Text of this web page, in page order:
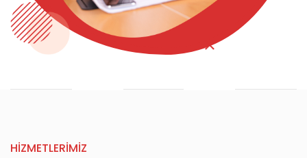
HIZMETLERIMIZ